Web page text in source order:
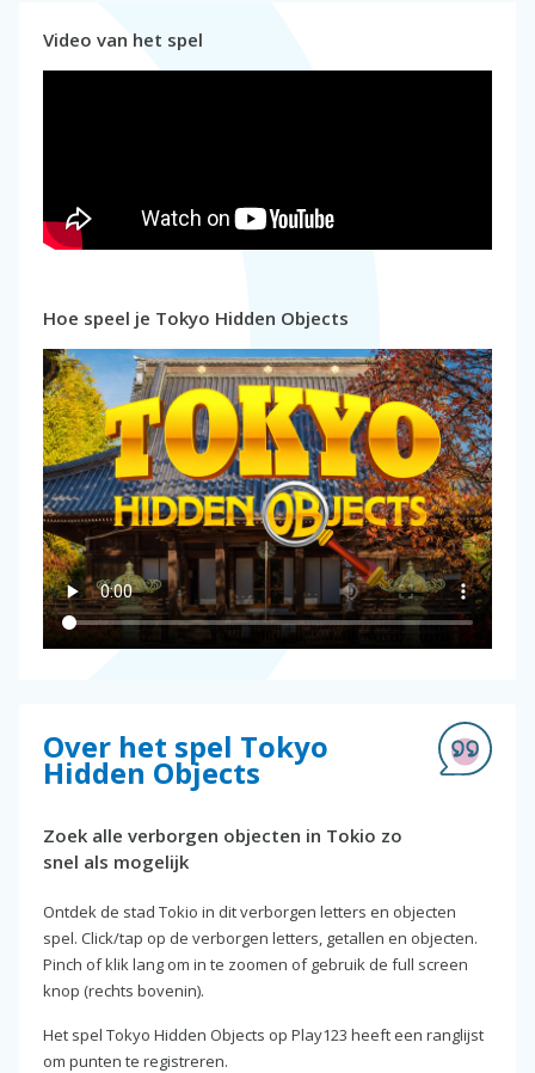
Video van het spel
Hoe speel je Tokyo Hidden Objects
Over het spel Tokyo
Hidden Objects
Zoek alle verborgen objecten in Tokio zo
snel als mogelijk
Ontdek de stad Tokio in dit verborgen letters en objecten
spel. Click/tap op de verborgen letters, getallen en objecten.
Pinch of klik lang om in te zoomen of gebruik de full screen
knop (rechts bovenin).
Het spel Tokyo Hidden Objects op Play123 heeft een ranglijst
om punten te registreren.